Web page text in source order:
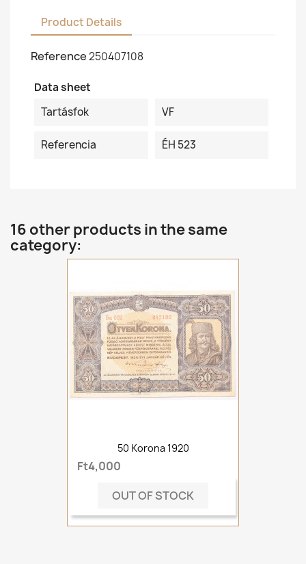
Product Details
Reference250407108
Data sheet
Tartásfok
VF
Referencia ÉH 523
16 other products in the same
category:
50 Korona 1920
Ft4,000
OUT OF STOCK